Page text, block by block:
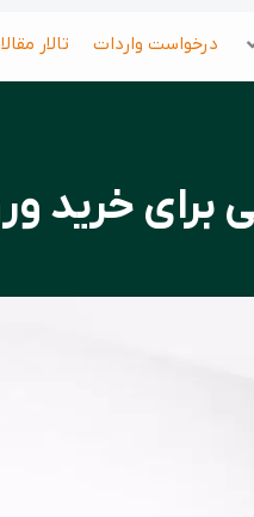
درخواست واردات تالار
برای خرید